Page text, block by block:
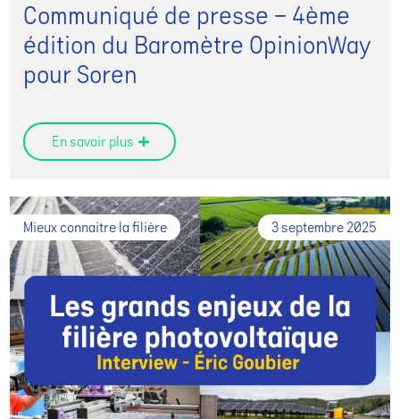
Communiqué de presse – 4ème
édition du Baromètre OpinionWay
pour Soren
En savoir plus
3 septembre 2025
Mieux connaitre la filière